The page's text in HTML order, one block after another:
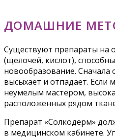
ДОМАШНИЕ
Существуют препараты на
(щелочей, кислот),
новообразование. Сначала
высыхает и отпадает. Если
неумелым мастером,
расположенных рядом
Препарат «Солкодерм»
в медицинском кабинете.